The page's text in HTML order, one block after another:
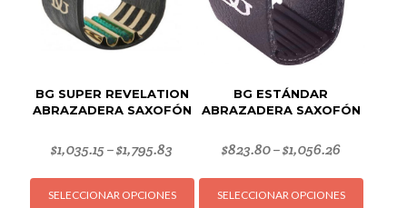
página
BG SUPER REVELATION
ABRAZADERA SAXOFÓN
$1,035.15–$1,795.83
SELECCIONAR OPCIONES
Este
producto
BG ESTÁNDAR
ABRAZADERA SAXOFÓN
$823.80–$1,056.26
SELECCIONAR OPCIONES
Este